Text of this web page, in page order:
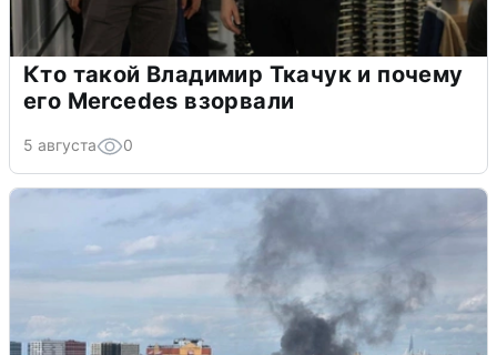
Кто такой Владимир Ткачук и почему
его Mercedes взорвали
5 августа 0